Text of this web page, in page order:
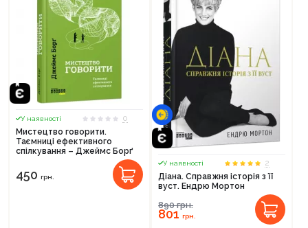
У наявності
0
Мистецтво говорити.
Таємниці ефективного
спілкування – Джеймс Борґ
450 грн.
У наявності
2
Діана. Справжня історія з її
вуст. Ендрю Мортон
890грн.
801грн.